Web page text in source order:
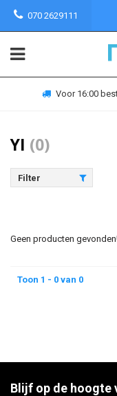
070 2629111
Voor 16:00
YI (0)
Filter
Geen producten
Toon 1 - 0 van 0
Blijf op de hoogte